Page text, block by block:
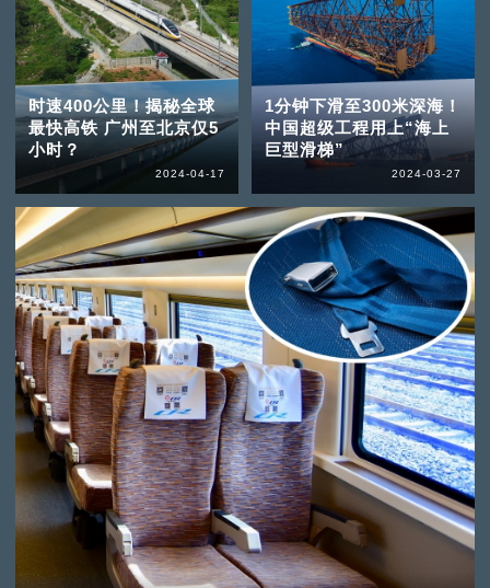
时速400公里！揭秘全球
最快高铁 广州至北京仅5
小时？
2024-04-17
1分钟下滑至300米深海！
中国超级工程用上“海上
巨型滑梯”
2024-03-27